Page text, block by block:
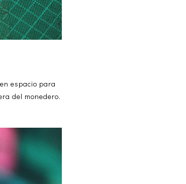
espacio para
del monedero.